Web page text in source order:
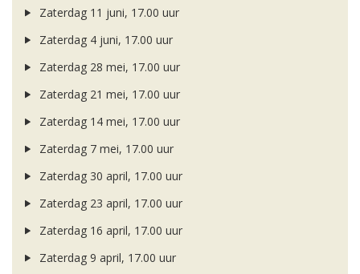
Zaterdag 11 juni, 17.00 uur
Zaterdag 4 juni, 17.00 uur
Zaterdag 28 mei, 17.00 uur
Zaterdag 21 mei, 17.00 uur
Zaterdag 14 mei, 17.00 uur
Zaterdag 7 mei, 17.00 uur
Zaterdag 30 april, 17.00 uur
Zaterdag 23 april, 17.00 uur
Zaterdag 16 april, 17.00 uur
Zaterdag 9 april, 17.00 uur